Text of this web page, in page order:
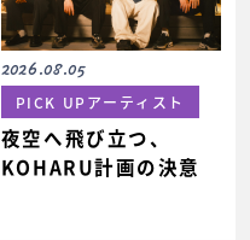
2026.08.05
PICK UPアーティスト
夜空へ飛び立つ、
KOHARU計画の決意